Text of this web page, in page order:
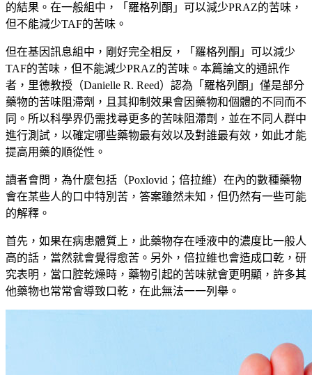
的結果。在一般組中，「羅格列酮」可以減少PRAZ的苦味，
但不能減少TAF的苦味。
但在基因訊息組中，剛好完全相反，「羅格列酮」可以減少
TAF的苦味，但不能減少PRAZ的苦味。本篇論文的通訊作
者，里德教授（Danielle R. Reed）認為「羅格列酮」僅是部分
藥物的苦味阻滯劑，且其抑制效果會因藥物和個體的不同而不
同。所以科學界仍需找尋更多的苦味阻滯劑，並在不同人群中
進行測試，以確定哪些藥物最有效以及對誰最有效，如此才能
提高用藥的順從性。
讀者會問，為什麼包括（Poxlovid ；倍拉維）在內的數種藥物
會在某些人的口中特別苦，答案雖然未知，但仍然有一些可能
的解釋。
首先，如果在病患體質上，此藥物存在唾液中的濃度比一般人
高的話，當然就會覺得愈苦。另外，倍拉維也會造成口乾，研
究表明，當口腔乾燥時，藥物引起的苦味就會更明顯，許多其
他藥物也常常會導致口乾，在此無法一一列舉。